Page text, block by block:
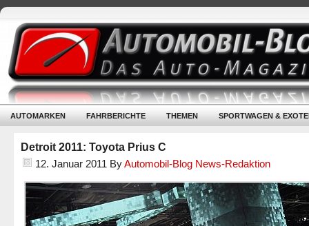
AUTOMARKEN FAHRBERICHTE THEMEN SPORTWAGEN &
Detroit 2011: Toyota Prius C
12. Januar 2011 ByAutomobil-Blog News-Redaktion